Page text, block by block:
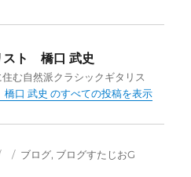
スト 橋口 武史
む自然派クラシックギタリス
口 武史 のすべての投稿を表示
投 カ
ブログ, ブログすたじおG